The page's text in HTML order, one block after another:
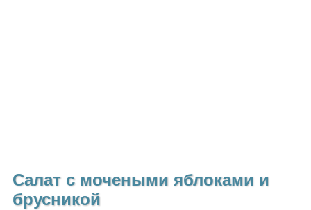
Салат с мочеными яблоками и
брусникой